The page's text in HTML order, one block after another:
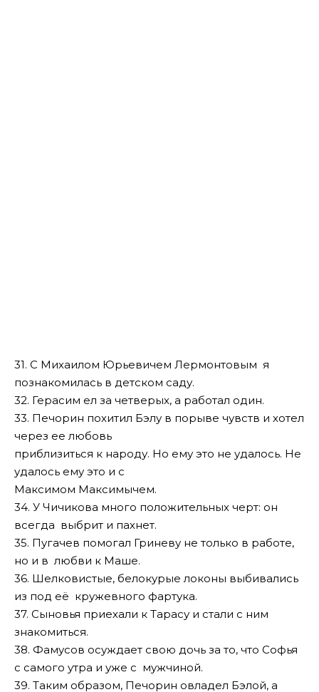
31. С Михаилом Юрьевичем Лермонтовым я
познакомилась в детском саду.
32. Герасим ел за четверых, а работал один.
33. Печорин похитил Бэлу в порыве чувств и хотел
через ее любовь
приблизиться к народу. Hо ему это не удалось. Hе
удалось ему это и с
Максимом Максимычем.
34. У Чичикова много положительных черт: он
всегда выбрит и пахнет.
35. Пугачев помогал Гриневу не только в работе,
но и в любви к Маше.
36. Шелковистые, белокурые локоны выбивались
из под её кружевного фартука.
37. Сыновья приехали к Тарасу и стали с ним
знакомиться.
38. Фамусов осуждает свою дочь за то, что Софья
с самого утра и уже с мужчиной.
39. Таким образом, Печорин овладел Бэлой, а